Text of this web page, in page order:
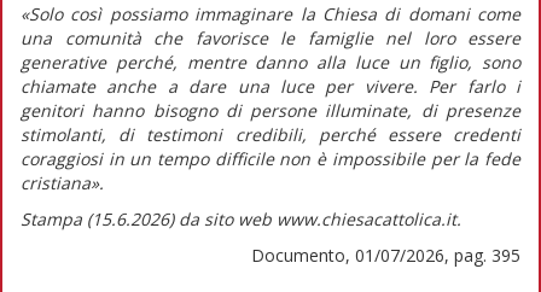
«Solo così possiamo immaginare la Chiesa di domani come
una comunità che favorisce le famiglie nel loro essere
generative perché, mentre danno alla luceun figlio, sono
chiamate anche adare una luce per vivere. Per farlo i
genitori hanno bisogno di persone illuminate, di presenze
stimolanti, di testimoni credibili, perché essere credenti
coraggiosi in un tempo difficile non è impossibile per la fede
cristiana».
Stampa (15.6.2026) da sito web www.chiesacattolica.it.
Documento, 01/07/2026, pag. 395